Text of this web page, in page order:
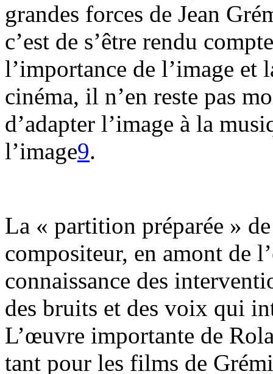
grandes forces de Jean
c’est de s’être rendu
l’importance de l’image
cinéma, il n’en reste pas
d’adapter l’image à la
l’image9.
La « partition préparée »
compositeur, en amont de
connaissance des
des bruits et des voix qui
L’œuvre importante de
tant pour les films de